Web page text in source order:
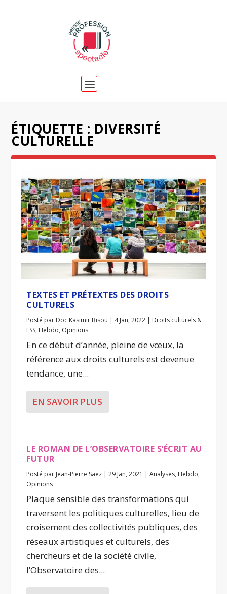
ÉTIQUETTE : DIVERSITÉ
CULTURELLE
TEXTES ET PRÉTEXTES DES DROITS
CULTURELS
Posté par Doc Kasimir Bisou | 4 Jan, 2022 | Droits culturels &
ESS, Hebdo, Opinions
En ce début d’année, pleine de vœux, la
référence aux droits culturels est devenue
tendance, une...
EN SAVOIR PLUS
LE ROMAN DE L’OBSERVATOIRE S’ÉCRIT AU
FUTUR
Posté par Jean-Pierre Saez |29 Jan, 2021 |Analyses, Hebdo,
Opinions
Plaque sensible des transformations qui
traversent les politiques culturelles, lieu de
croisement des collectivités publiques, des
réseaux artistiques et culturels, des
chercheurs et de la société civile,
l’Observatoire des...